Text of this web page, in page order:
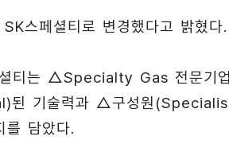
스페셜티로 변경했다고 밝혔다.
셜티는 △Specialty Gas 전문
기술력과 △구성원
를 담았다.